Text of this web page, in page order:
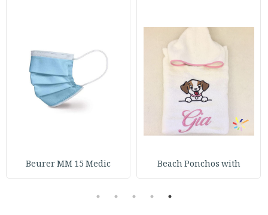
Beach Ponchos with
Beurer MM 15 Medic
1
2
3
4
5